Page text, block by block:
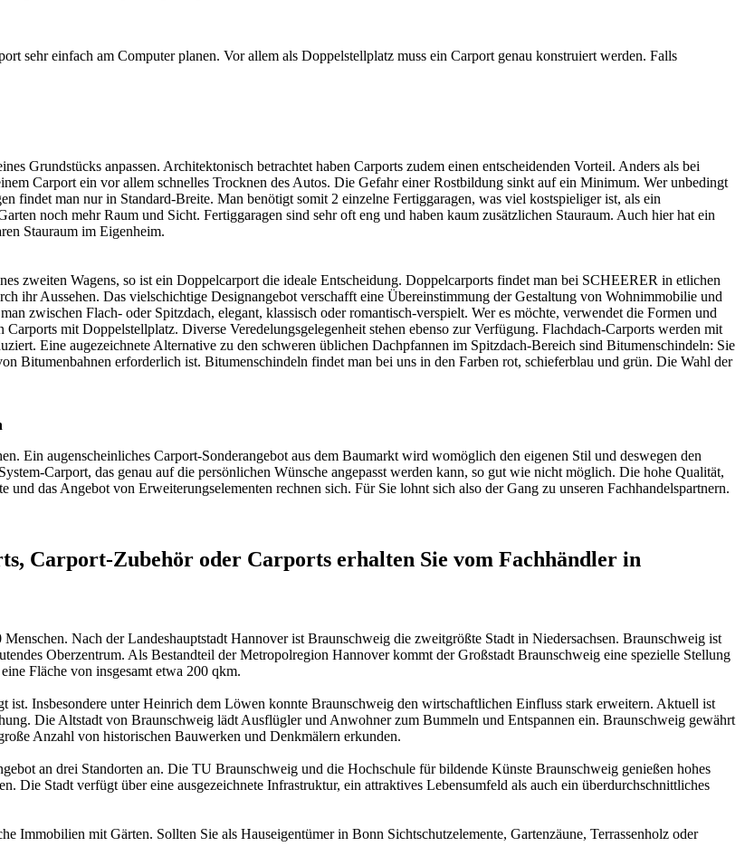
sehr einfach am Computer planen. Vor allem als Doppelstellplatz muss ein Carport genau konstruiert werden. Falls
Grundstücks anpassen. Architektonisch betrachtet haben Carports zudem einen entscheidenden Vorteil. Anders als bei
Carport ein vor allem schnelles Trocknen des Autos. Die Gefahr einer Rostbildung sinkt auf ein Minimum. Wer unbedingt
findet man nur in Standard-Breite. Man benötigt somit 2 einzelne Fertiggaragen, was viel kostspieliger ist, als ein
noch mehr Raum und Sicht. Fertiggaragen sind sehr oft eng und haben kaum zusätzlichen Stauraum. Auch hier hat ein
Stauraum im Eigenheim.
zweiten Wagens, so ist ein Doppelcarport die ideale Entscheidung. Doppelcarports findet man bei SCHEERER in etlichen
ihr Aussehen. Das vielschichtige Designangebot verschafft eine Übereinstimmung der Gestaltung von Wohnimmobilie und
zwischen Flach- oder Spitzdach, elegant, klassisch oder romantisch-verspielt. Wer es möchte, verwendet die Formen und
mit Doppelstellplatz. Diverse Veredelungsgelegenheit stehen ebenso zur Verfügung. Flachdach-Carports werden mit
Eine augezeichnete Alternative zu den schweren üblichen Dachpfannen im Spitzdach-Bereich sind Bitumenschindeln: Sie
Bitumenbahnen erforderlich ist. Bitumenschindeln findet man bei uns in den Farben rot, schieferblau und grün. Die Wahl der
Ein augenscheinliches Carport-Sonderangebot aus dem Baumarkt wird womöglich den eigenen Stil und deswegen den
Carport, das genau auf die persönlichen Wünsche angepasst werden kann, so gut wie nicht möglich. Die hohe Qualität,
das Angebot von Erweiterungselementen rechnen sich. Für Sie lohnt sich also der Gang zu unseren Fachhandelspartnern.
Carport-Zubehör oder Carports erhalten Sie vom Fachhändler in
Nach der Landeshauptstadt Hannover ist Braunschweig die zweitgrößte Stadt in Niedersachsen. Braunschweig ist
Oberzentrum. Als Bestandteil der Metropolregion Hannover kommt der Großstadt Braunschweig eine spezielle Stellung
Fläche von insgesamt etwa 200 qkm.
ist. Insbesondere unter Heinrich dem Löwen konnte Braunschweig den wirtschaftlichen Einfluss stark erweitern. Aktuell ist
Die Altstadt von Braunschweig lädt Ausflügler und Anwohner zum Bummeln und Entspannen ein. Braunschweig gewährt
Anzahl von historischen Bauwerken und Denkmälern erkunden.
an drei Standorten an. Die TU Braunschweig und die Hochschule für bildende Künste Braunschweig genießen hohes
Die Stadt verfügt über eine ausgezeichnete Infrastruktur, ein attraktives Lebensumfeld als auch ein überdurchschnittliches
Immobilien mit Gärten. Sollten Sie als Hauseigentümer in Bonn Sichtschutzelemente, Gartenzäune, Terrassenholz oder